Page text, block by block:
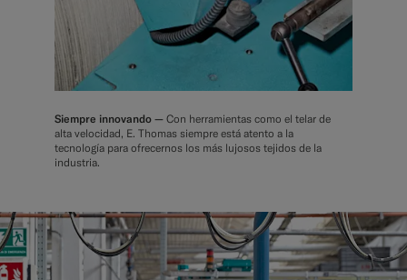
Siempre innovando — Con herramientas como el telar de
alta velocidad, E. Thomas siempre está atento a la
tecnología para ofrecernos los más lujosos tejidos de la
industria.